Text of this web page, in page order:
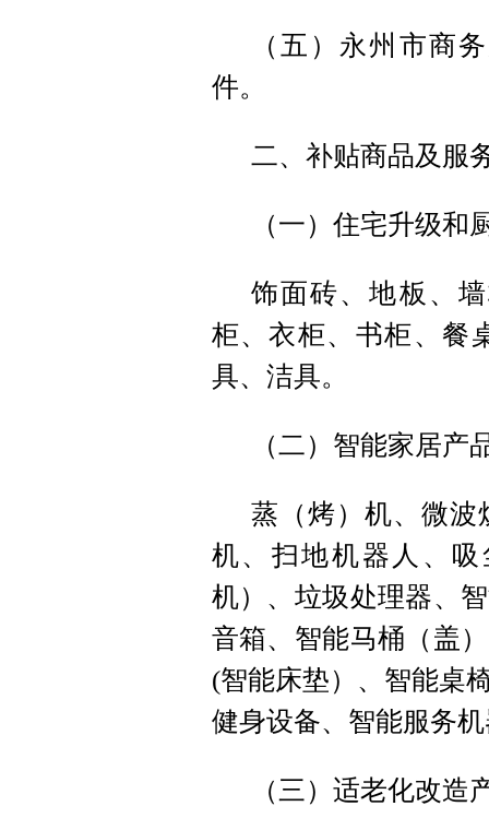
（五）永州市商
件。
二、补贴商品及服
（一）住宅升级和
饰面砖、地板、
柜、衣柜、书柜、餐
具、洁具。
（二）智能家居产
蒸（烤）机、微波
机、扫地机器人、
机）、垃圾处理器、
音箱、智能马桶（盖
(智能床垫） 、智能桌
健身设备、智能服务
（三）适老化改造